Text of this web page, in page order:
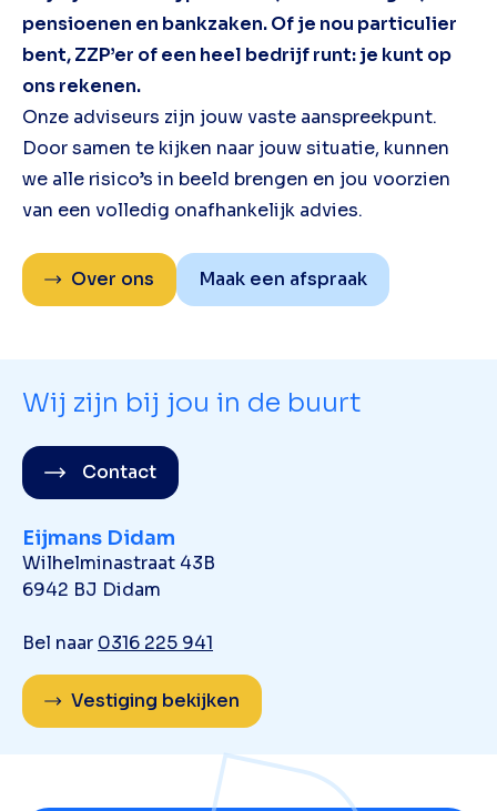
pensioenen en bankzaken. Of je nou particulier
bent, ZZP’er of een heel bedrijf runt: je kunt op
ons rekenen.
Onze adviseurs zijn jouw vaste aanspreekpunt.
Door samen te kijken naar jouw situatie, kunnen
we alle risico’s in beeld brengen en jou voorzien
van een volledig onafhankelijk advies.
Over ons Maak een afspraak
Wij zijn bij jou in de buurt
Contact
Eijmans Didam
Wilhelminastraat 43B
6942 BJ Didam
Bel naar 0316 225 941
Vestiging bekijken